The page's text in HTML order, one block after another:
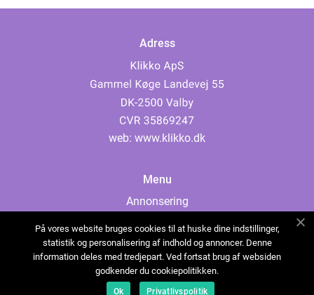
Adress
web: www.klikko.dk
Menu
Annonsering
Cookies
Kontakta oss
Sitemap
På vores website bruges cookies til at huske dine indstillinger,
statistik og personalisering af indhold og annoncer. Denne
information deles med tredjepart. Ved fortsat brug af websiden
godkender du cookiepolitikken.
Ok Privatlivspolitik